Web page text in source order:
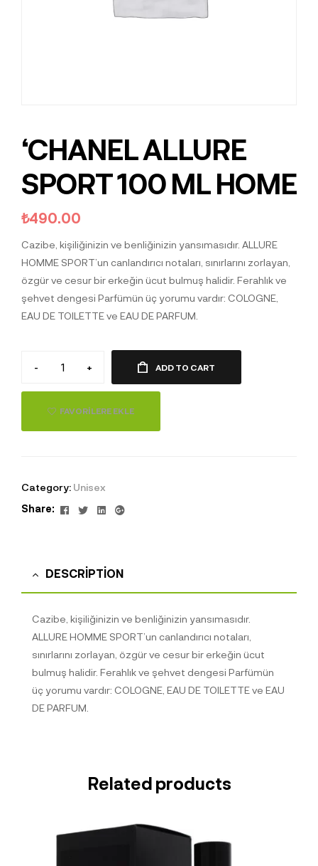
‘CHANEL ALLURE
SPORT 100 ML HOME
₺490.00
Cazibe, kişiliğinizin ve benliğinizin yansımasıdır. ALLURE
HOMME SPORT’un canlandırıcı notaları, sınırlarını zorlayan,
özgür ve cesur bir erkeğin ücut bulmuş halidir. Ferahlık ve
şehvet dengesi Parfümün üç yorumu vardır: COLOGNE,
EAU DE TOILETTE ve EAU DE PARFUM.
- + ADD TO CART
FAVORILERE EKLE
Category: Unisex
Share:
Facebook
TwitterLinkedin
Google+
DESCRIPTION
Cazibe, kişiliğinizin ve benliğinizin yansımasıdır.
ALLURE HOMME SPORT’un canlandırıcı notaları,
sınırlarını zorlayan, özgür ve cesur bir erkeğin ücut
bulmuş halidir. Ferahlık ve şehvet dengesi Parfümün
üç yorumu vardır: COLOGNE, EAU DE TOILETTE ve EAU
DE PARFUM.
Related products